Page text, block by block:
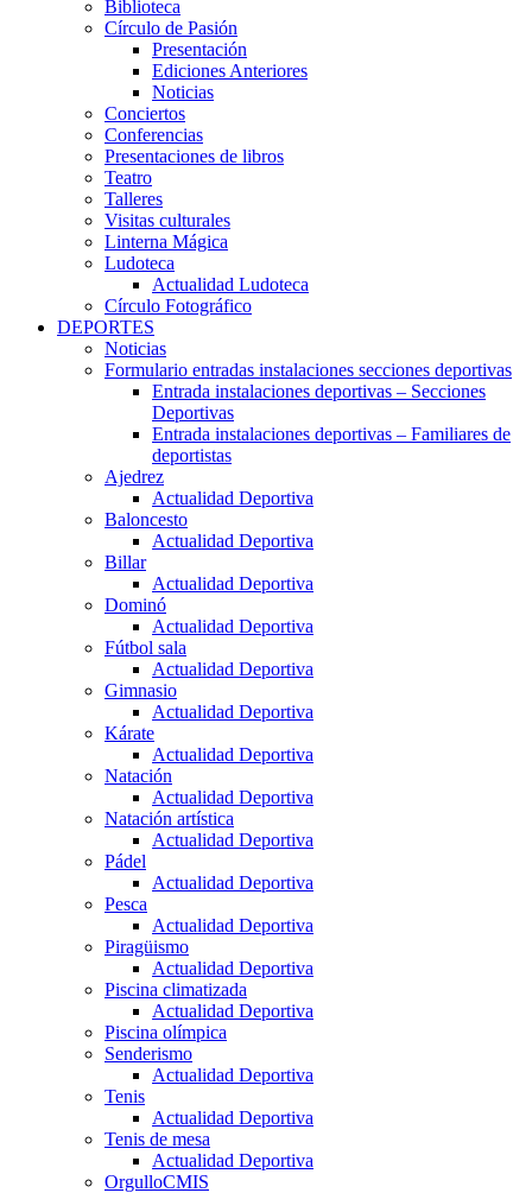
Biblioteca
Círculo de Pasión
Presentación
Ediciones Anteriores
Noticias
Conciertos
Conferencias
Presentaciones de libros
Teatro
Talleres
Visitas culturales
Linterna Mágica
Ludoteca
Actualidad Ludoteca
Círculo Fotográfico
DEPORTES
Noticias
Formulario entradas instalaciones secciones deportivas
Entrada instalaciones deportivas – Secciones
Deportivas
Entrada instalaciones deportivas – Familiares de
deportistas
Ajedrez
Actualidad Deportiva
Baloncesto
Actualidad Deportiva
Billar
Actualidad Deportiva
Dominó
Actualidad Deportiva
Fútbol sala
Actualidad Deportiva
Gimnasio
Actualidad Deportiva
Kárate
Actualidad Deportiva
Natación
Actualidad Deportiva
Natación artística
Actualidad Deportiva
Pádel
Actualidad Deportiva
Pesca
Actualidad Deportiva
Piragüismo
Actualidad Deportiva
Piscina climatizada
Actualidad Deportiva
Piscina olímpica
Senderismo
Actualidad Deportiva
Tenis
Actualidad Deportiva
Tenis de mesa
Actualidad Deportiva
OrgulloCMIS